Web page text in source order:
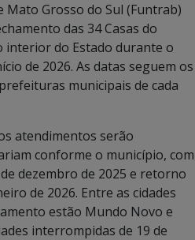
Mato Grosso do Sul (Funtrab)
das 34 Casas do
interior do Estado durante o
de 2026. As datas seguem os
municipais de cada
atendimentos serão
conforme o município, com
dezembro de 2025 e retorno
de 2026. Entre as cidades
estão Mundo Novo e
interrompidas de 19 de